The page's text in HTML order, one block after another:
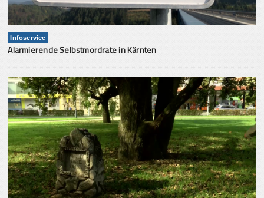
Infoservice
Alarmierende Selbstmordrate in Kärnten